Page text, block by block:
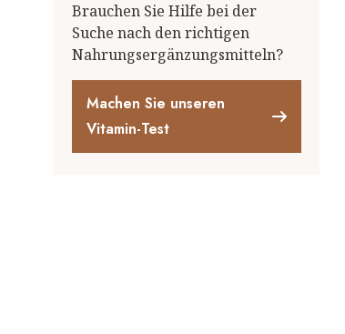
Brauchen Sie Hilfe bei der
Suche nach den richtigen
Nahrungsergänzungsmitteln?
Machen Sie unseren
Vitamin-Test